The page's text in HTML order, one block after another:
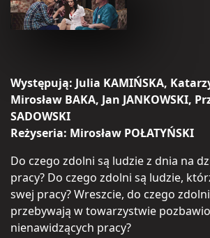
Występują: Julia KAMIŃSKA,
Mirosław BAKA, Jan JANKOWSKI,
SADOWSKI
Reżyseria: Mirosław POŁATYŃSKI
Do czego zdolni są ludzie z dnia na
pracy? Do czego zdolni są ludzie,
swej pracy? Wreszcie, do czego
przebywają w towarzystwie
nienawidzących pracy?